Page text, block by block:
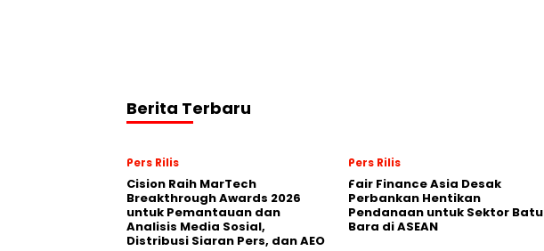
Berita Terbaru
Pers Rilis
Cision Raih MarTech
Breakthrough Awards 2026
untuk Pemantauan dan
Analisis Media Sosial,
Distribusi Siaran Pers, dan AEO
Pers Rilis
Fair Finance Asia Desak
Perbankan Hentikan
Pendanaan untuk Sektor Batu
Bara di ASEAN